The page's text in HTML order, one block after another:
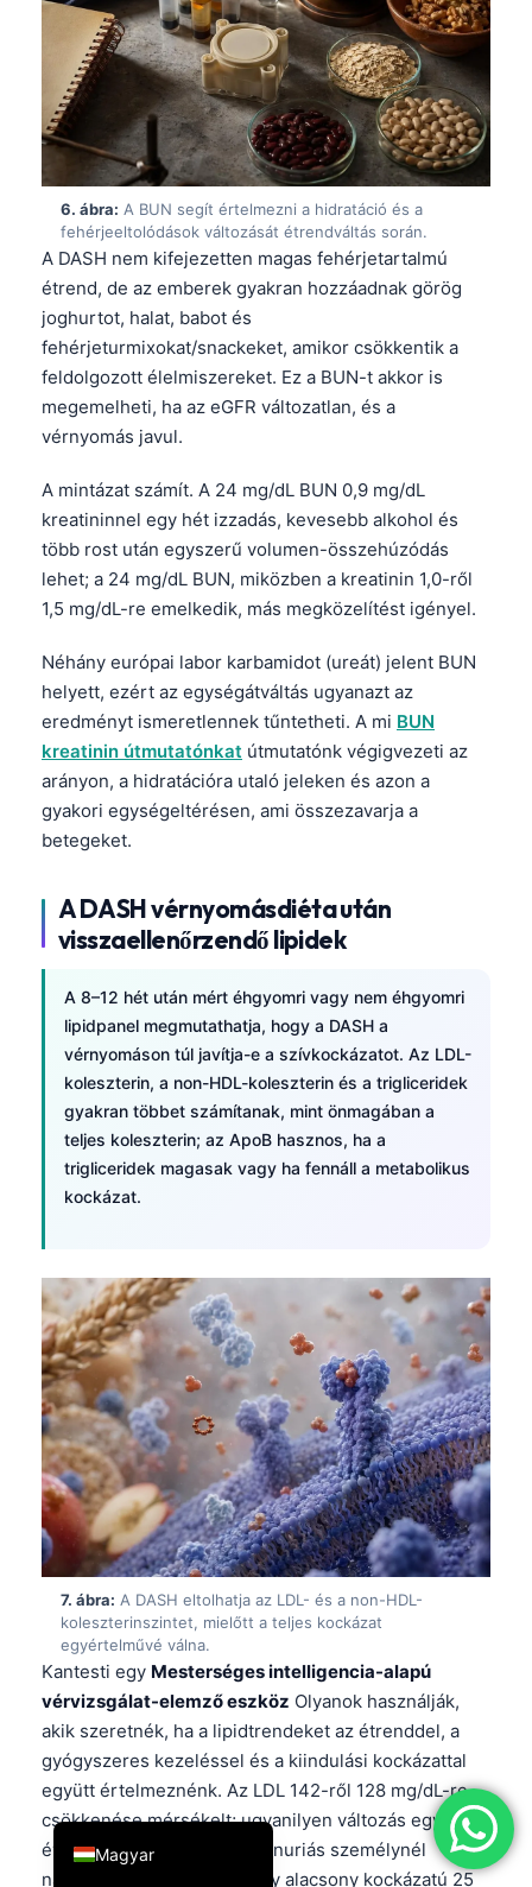
6. ábra: A BUN segít értelmezni a hidratáció és a
fehérjeeltolódások változását étrendváltás során.
A DASH nem kifejezetten magas fehérjetartalmú
étrend, de az emberek gyakran hozzáadnak görög
joghurtot, halat, babot és
fehérjeturmixokat/snackeket, amikor csökkentik a
feldolgozott élelmiszereket. Ez a BUN-t akkor is
megemelheti, ha az eGFR változatlan, és a
vérnyomás javul.
A mintázat számít. A 24 mg/dL BUN 0,9 mg/dL
kreatininnel egy hét izzadás, kevesebb alkohol és
több rost után egyszerű volumen-összehúzódás
lehet; a 24 mg/dL BUN, miközben a kreatinin 1,0-ről
1,5 mg/dL-re emelkedik, más megközelítést igényel.
Néhány európai labor karbamidot (ureát) jelent BUN
helyett, ezért az egységátváltás ugyanazt az
eredményt ismeretlennek tűntetheti. A mi BUN
kreatinin útmutatónkat útmutatónk végigvezeti az
arányon, a hidratációra utaló jeleken és azon a
gyakori egységeltérésen, ami összezavarja a
betegeket.
A DASH vérnyomásdiéta után
visszaellenőrzendő lipidek
A 8–12 hét után mért éhgyomri vagy nem éhgyomri
lipidpanel megmutathatja, hogy a DASH a
vérnyomáson túl javítja-e a szívkockázatot. Az LDL-
koleszterin, a non-HDL-koleszterin és a trigliceridek
gyakran többet számítanak, mint önmagában a
teljes koleszterin; az ApoB hasznos, ha a
trigliceridek magasak vagy ha fennáll a metabolikus
kockázat.
7. ábra: A DASH eltolhatja az LDL- és a non-HDL-
koleszterinszintet, mielőtt a teljes kockázat
egyértelművé válna.
Kantesti egy Mesterséges intelligencia-alapú
vérvizsgálat-elemző eszköz Olyanok használják,
akik szeretnék, ha a lipidtrendeket az étrenddel, a
gyógyszeres kezeléssel és a kiindulási kockázattal
együtt értelmeznénk. Az LDL 142-ről 128 mg/dL-re
csökkenése mérsékelt; ugyanilyen változás egy 45
éves, cukorbeteg és albuminuriás személynél
nagyobb súllyal bír, mint egy alacsony kockázatú 25
Magyar
English
العربية
Français
Italiano
Español
Português
Ελληνικά
Türkçe
Română
简体中文
فارسی
Български
हिन्दी
Bahasa Indonesia
Հայերեն
Íslenska
Српски језик
Svenska
Bosanski
Azərbaycan dili
日本語
Čeština
ქართული
Русский
Lietuvių kalba
한국어
Slovenščina
Shqip
বাংলা
اردو
मराठी
தமிழ்
ગુજરાતી
ಕನ್ನಡ
മലയാളം
Bahasa Melayu
Tiếng Việt
ไทย
ဗမာစာ